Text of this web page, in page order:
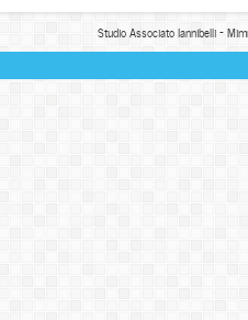
Studio Associato Iannibelli -